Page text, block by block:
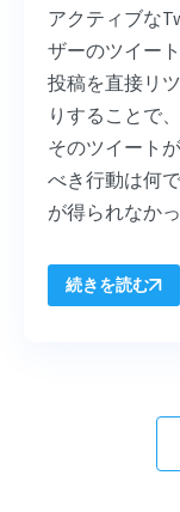
アクティブな
ザーのツイー
投稿を直接リ
りすることで
そのツイート
べき行動は何
が得られなか
続きを読む